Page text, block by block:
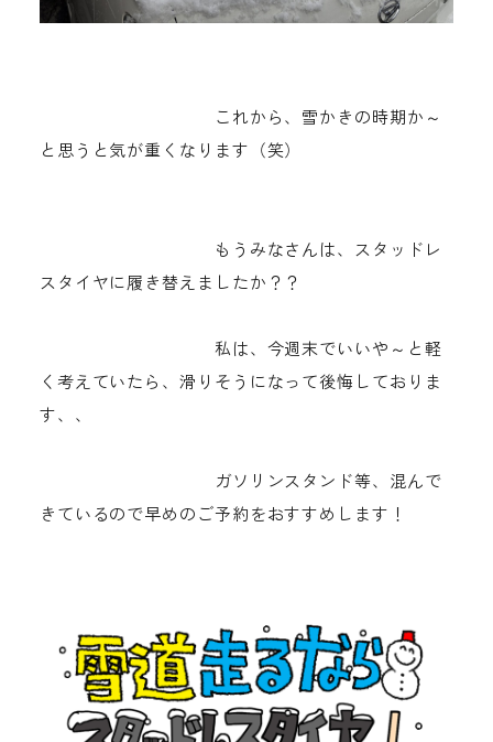
これから、雪かきの時期か～
と思うと気が重くなります（笑）
もうみなさんは、スタッドレ
スタイヤに履き替えましたか？？
私は、今週末でいいや～と軽
く考えていたら、滑りそうになって後悔しておりま
す、、
ガソリンスタンド等、混んで
きているので早めのご予約をおすすめします！